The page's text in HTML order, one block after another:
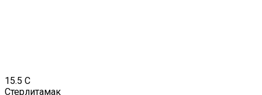
15.5 C
Стерлитамак